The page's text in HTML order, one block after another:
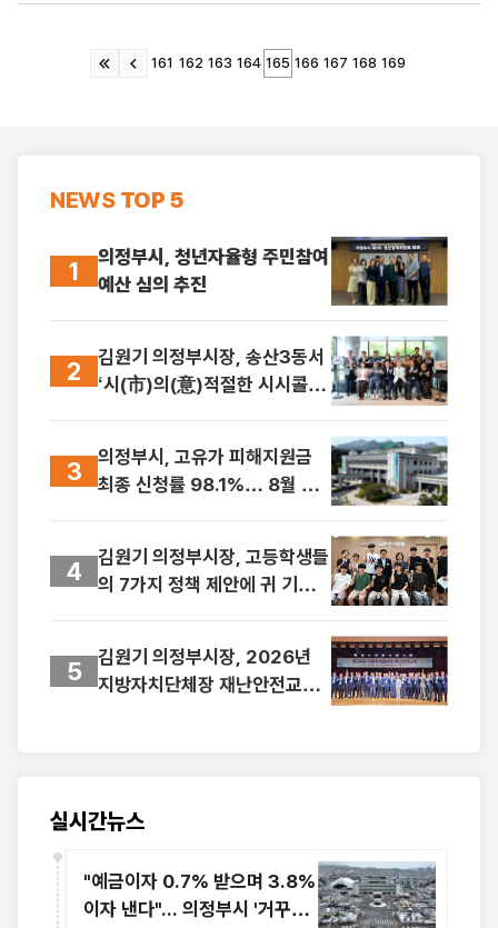
161 162 163 164 165 166 167 168 169
NEWS TOP 5
1
의정부시, 청년자율형 주민참여
예산 심의 추진
2
김원기 의정부시장, 송산3동서
‘시(市)의(意)적절한 시시콜콜’
3
의정부시, 고유가 피해지원금
최종 신청률 98.1%… 8월 31
4
김원기 의정부시장, 고등학생들
의 7가지 정책 제안에 귀 기울
5
김원기 의정부시장, 2026년
지방자치단체장 재난안전교육
실시간뉴스
"예금이자 0.7% 받으며 3.8%
이자 낸다"... 의정부시 '거꾸로